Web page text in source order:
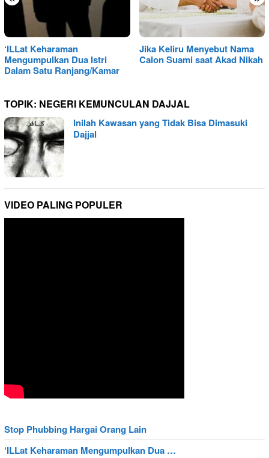
‘ILLat Keharaman
Mengumpulkan Dua Istri
Dalam Satu Ranjang/Kamar
Jika Keliru Menyebut Nama
Calon Suami saat Akad Nikah
TOPIK: NEGERI KEMUNCULAN DAJJAL
Inilah Kawasan yang Tidak Bisa Dimasuki
Dajjal
VIDEO PALING POPULER
Stop Phubbing Hargai Orang Lain
‘ILLat Keharaman Mengumpulkan Dua …